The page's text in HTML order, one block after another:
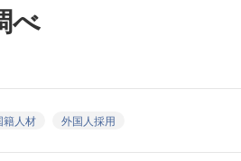
べ
籍人材 外国人採用